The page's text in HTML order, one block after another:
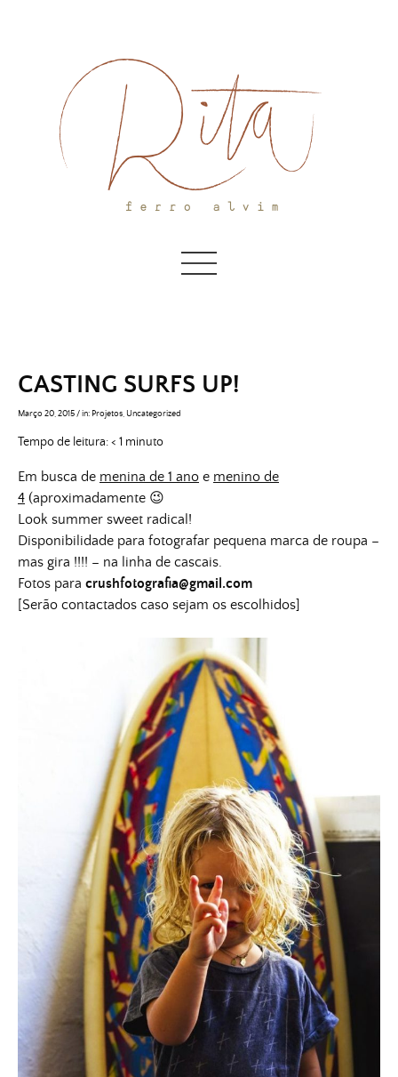
CASTING SURFS UP!
Março 20, 2015/in: Projetos Uncategorized
Tempo de leitura:< 1 minuto
Em busca de menina de 1 ano e menino de
4 (aproximadamente 😉
Look summer sweet radical!
Disponibilidade para fotografar pequena marca de roupa –
mas gira !!!! – na linha de cascais.
Fotos para crushfotografia@gmail.com
[Serão contactados caso sejam os escolhidos]